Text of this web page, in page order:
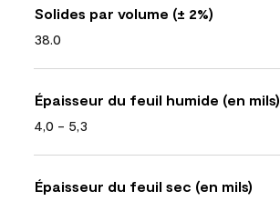
Solides par volume (± 2%)
38.0
Épaisseur du feuil humide (en mils)
4,0 - 5,3
Épaisseur du feuil sec (en mils)